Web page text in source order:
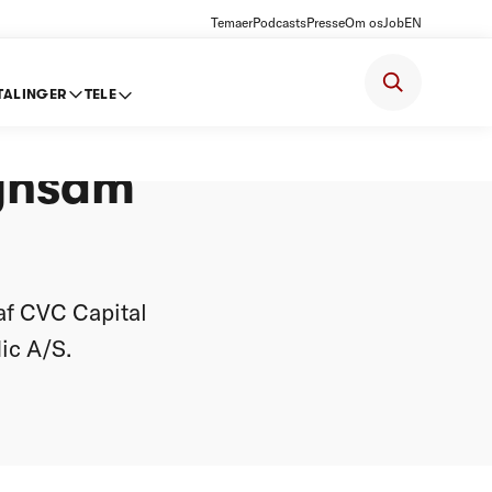
TemaerPodcastsPresseOm osJobEN
TELE
CVC Capital
A/S.